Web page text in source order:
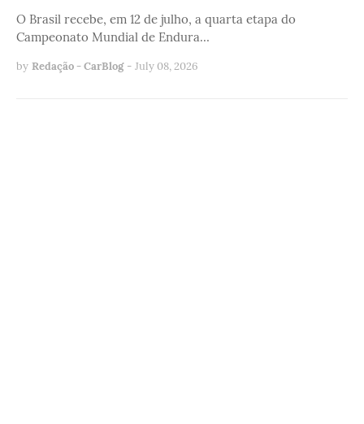
O Brasil recebe, em 12 de julho, a quarta etapa do
Campeonato Mundial de Endura…
by Redação - CarBlog - July 08, 2026